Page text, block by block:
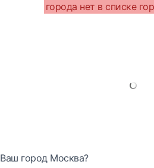
города нет в списке
Ваш город Москва?